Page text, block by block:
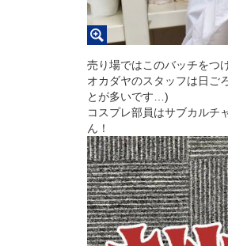
売り場ではこのバッチをつ
オカダヤのスタッフは日ご
とが多いです…)
コスプレ部員はサブカルチ
ん！